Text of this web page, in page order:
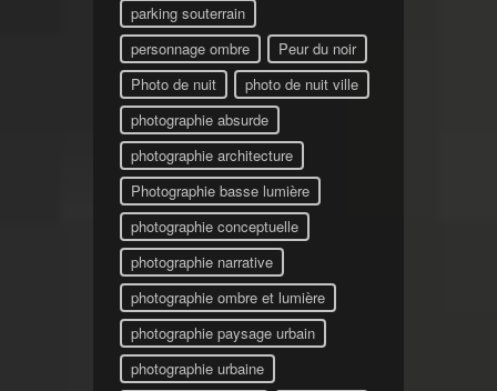
parking souterrain
personnage ombre
Peur du noir
Photo de nuit
photo de nuit ville
photographie absurde
photographie architecture
Photographie basse lumière
photographie conceptuelle
photographie narrative
photographie ombre et lumière
photographie paysage urbain
photographie urbaine